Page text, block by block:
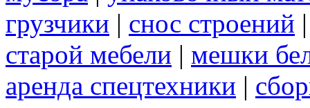
грузчики | снос строений
старой мебели | мешки
аренда спецтехники |